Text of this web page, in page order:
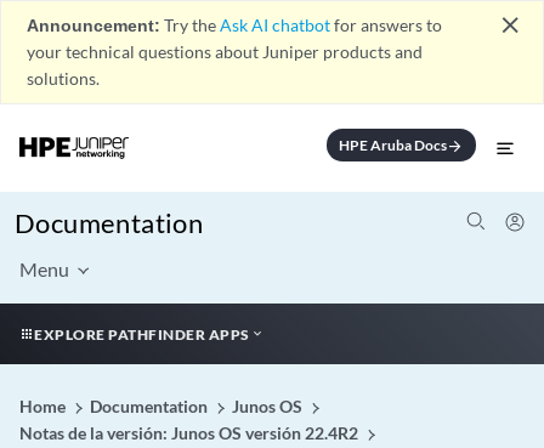
Announcement: Try theAsk AI chatbotfor answers to
your technical questions about Juniper products and
solutions.
close
HPE Aruba Docsarrow_forward
Documentation
Menu
EXPLORE PATHFINDER APPS
Home Documentation
Junos OS
Notas de la versión: Junos OS versión 22.4R2